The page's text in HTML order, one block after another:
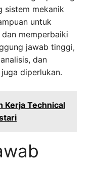
sistem mekanik
untuk
memperbaiki
jawab tinggi,
dan
diperlukan.
Kerja Technical